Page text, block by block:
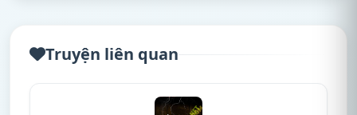
Truyện liên quan